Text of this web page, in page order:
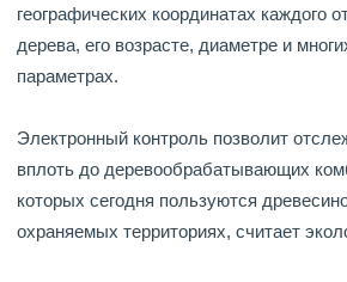
географических координатах каждого
дерева, его возрасте, диаметре и
параметрах.
Электронный контроль позволит
вплоть до деревообрабатывающих
которых сегодня пользуются
охраняемых территориях, считает